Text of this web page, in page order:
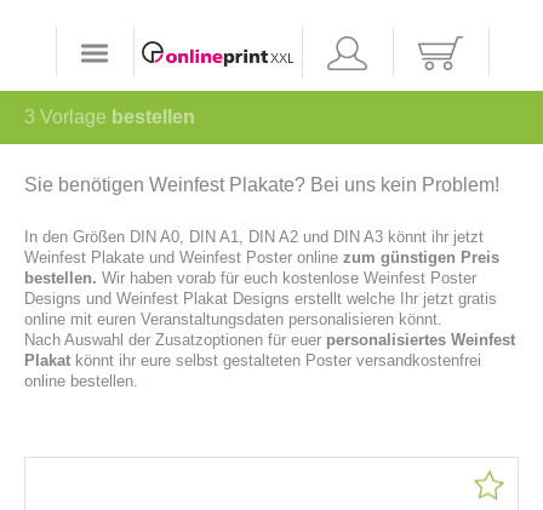
3 Vorlage bestellen
Sie benötigen Weinfest Plakate? Bei uns kein Problem!
In den Größen DIN A0, DIN A1, DIN A2 und DIN A3 könnt ihr jetzt
Weinfest Plakate und Weinfest Poster online zum günstigen Preis
bestellen. Wir haben vorab für euch kostenlose Weinfest Poster
Designs und Weinfest Plakat Designs erstellt welche Ihr jetzt gratis
online mit euren Veranstaltungsdaten personalisieren könnt.
Nach Auswahl der Zusatzoptionen für euer personalisiertes Weinfest
Plakat könnt ihr eure selbst gestalteten Poster versandkostenfrei
online bestellen.